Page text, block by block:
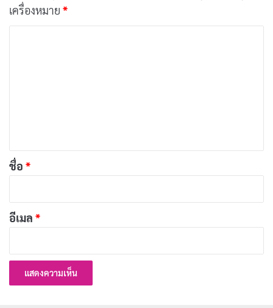
นิทานชาดกสั้น ๆ นิทานชาดกเรื่องสั้น
เครื่องหมาย *
*
ชื่อ *
อีเมล *